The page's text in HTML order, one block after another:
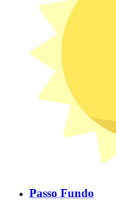
Passo Fundo